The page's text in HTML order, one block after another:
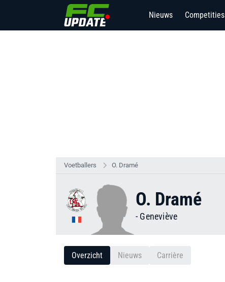
Nieuws Competities
Voetballers O. Dramé
O. Dramé
- Geneviève
Overzicht Nieuws Carrière